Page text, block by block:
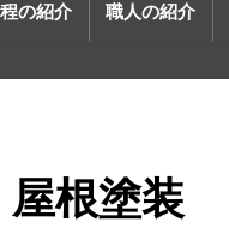
の紹介 職人の紹介
根塗装